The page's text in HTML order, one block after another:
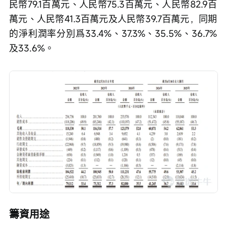
民幣79.1百萬元、人民幣75.3百萬元、人民幣82.9百
萬元、人民幣41.3百萬元及人民幣39.7百萬元，同期
的淨利潤率分別爲33.4%、37.3%、35.5%、36.7%
及33.6%。
籌資用途